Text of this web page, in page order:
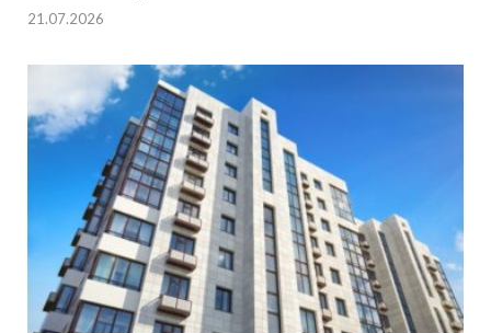
21.07.2026